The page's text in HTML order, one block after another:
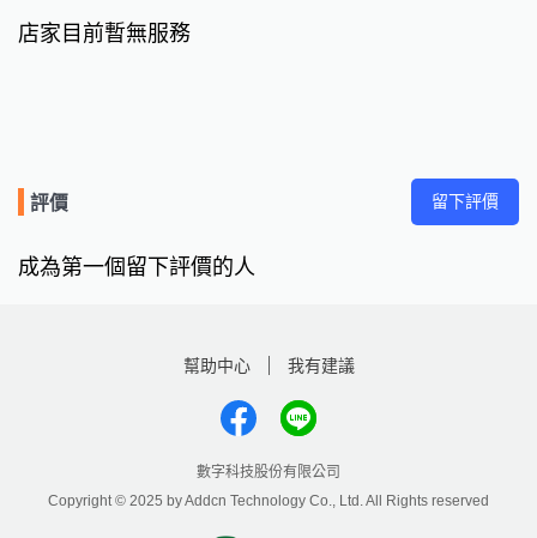
店家目前暫無服務
評價 留下評價
成為第一個留下評價的人
幫助中心 我有建議
數字科技股份有限公司
Copyright © 2025 by Addcn Technology Co., Ltd. All Rights reserved